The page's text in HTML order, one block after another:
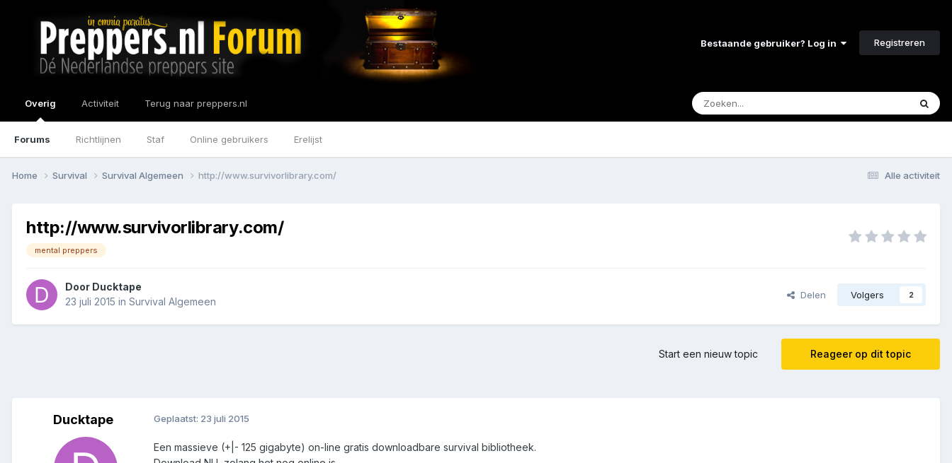
Bestaande gebruiker? Log in Registreren
Overig
Forums Richtlijnen Staf Online gebruikers Erelijst
Activiteit Terug naar preppers.nl
Alle activiteit
Home Survival Survival Algemeen http://www.survivorlibrary.com/
http://www.survivorlibrary.com/
mental preppers
Door Ducktape
23 juli 2015 in Survival Algemeen
Delen Volgers 2
Reageer op dit topic
Start een nieuw topic
Ducktape Geplaatst: 23 juli 2015
Een massieve (+|- 125 gigabyte) on-line gratis downloadbare survival bibliotheek.